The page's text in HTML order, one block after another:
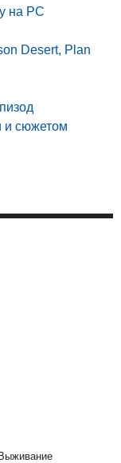
на PC
Desert, Plan
и сюжетом